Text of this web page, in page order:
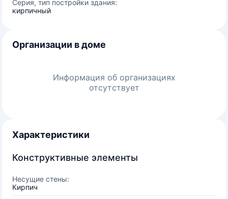
Серия, тип постройки здания:
кирпичный
Организации в доме
Информация об организациях
отсутствует
Характеристики
Конструктивные элементы
Несущие стены:
Кирпич